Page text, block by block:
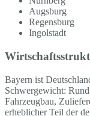
Augsburg
Regensburg
Ingolstadt
Bayern ist
Schwergewicht:
Fahrzeugbau,
erheblicher Teil der